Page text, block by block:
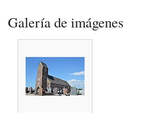
Galería de imágenes